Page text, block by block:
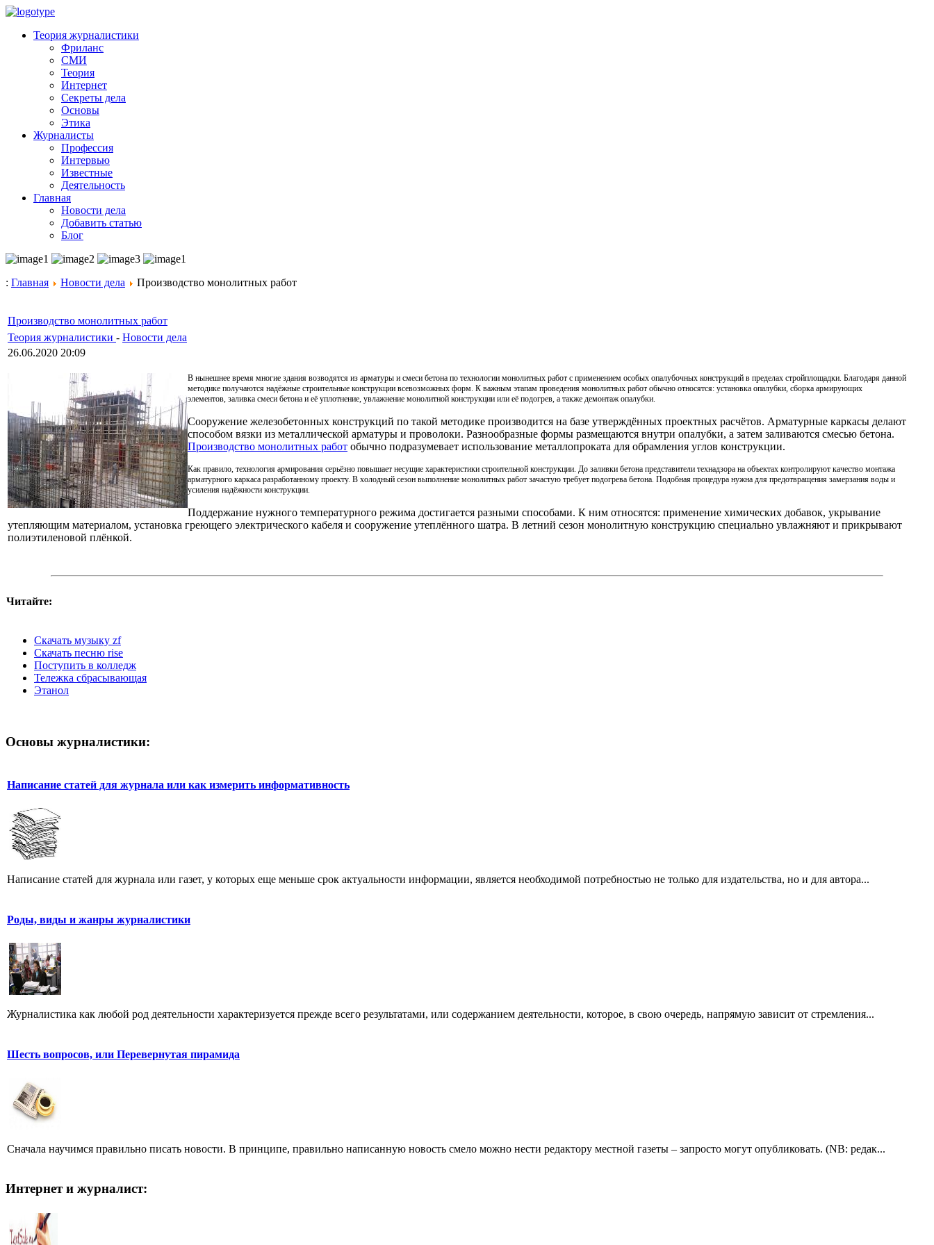
Теория журналистики
Фриланс
СМИ
Теория
Интернет
Секреты дела
Основы
Этика
Журналисты
Профессия
Интервью
Известные
Деятельность
Главная
Новости дела
Добавить статью
Блог
: Главная Новости дела Производство монолитных работ
Производство монолитных работ
Теория журналистики - Новости дела
26.06.2020 20:09
В нынешнее время многие здания возводятся из арматуры и смеси бетона по технологии монолитных работ с применением особых опалубочных конструкций в пределах стройплощадки. Благодаря данной
методике получаются надёжные строительные конструкции всевозможных форм. К важным этапам проведения монолитных работ обычно относятся: установка опалубки, сборка армирующих
элементов, заливка смеси бетона и её уплотнение, увлажнение монолитной конструкции или её подогрев, а также демонтаж опалубки.
Сооружение железобетонных конструкций по такой методике производится на базе утверждённых проектных расчётов. Арматурные каркасы делают
способом вязки из металлической арматуры и проволоки. Разнообразные формы размещаются внутри опалубки, а затем заливаются смесью бетона.
Производство монолитных работ обычно подразумевает использование металлопроката для обрамления углов конструкции.
Как правило, технология армирования серьёзно повышает несущие характеристики строительной конструкции. До заливки бетона представители технадзора на объектах контролируют качество монтажа
арматурного каркаса разработанному проекту. В холодный сезон выполнение монолитных работ зачастую требует подогрева бетона. Подобная процедура нужна для предотвращения замерзания воды и
усиления надёжности конструкции.
Поддержание нужного температурного режима достигается разными способами. К ним относятся: применение химических добавок, укрывание
утепляющим материалом, установка греющего электрического кабеля и сооружение утеплённого шатра. В летний сезон монолитную конструкцию специально увлажняют и прикрывают
полиэтиленовой плёнкой.
Читайте:
Скачать музыку zf
Скачать песню rise
Поступить в колледж
Тележка сбрасывающая
Этанол
Основы журналистики:
Написание статей для журнала или как измерить информативность
Написание статей для журнала или газет, у которых еще меньше срок актуальности информации, является необходимой потребностью не только для издательства, но и для автора...
Роды, виды и жанры журналистики
Журналистика как любой род деятельности характеризуется прежде всего результатами, или содержанием деятельности, которое, в свою очередь, напрямую зависит от стремления...
Шесть вопросов, или Перевернутая пирамида
Сначала научимся правильно писать новости. В принципе, правильно написанную новость смело можно нести редактору местной газеты – запросто могут опубликовать. (NB: редак...
Интернет и журналист: